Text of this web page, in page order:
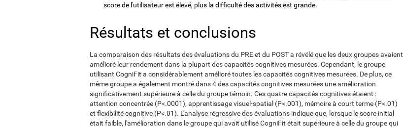
score de l'utilisateur est élevé, plus la difficulté des activités est grande.
Résultats et conclusions
La comparaison des résultats des évaluations du PRE et du POST a révélé que les deux groupes avaient
amélioré leur rendement dans la plupart des capacités cognitives mesurées. Cependant, le groupe
utilisant CogniFit a considérablement amélioré toutes les capacités cognitives mesurées. De plus, ce
même groupe a également montré dans 4 des capacités cognitives mesurées une amélioration
significativement supérieure à celle du groupe témoin. Ces quatre capacités cognitives étaient :
attention concentrée (P<.0001), apprentissage visuel-spatial (P<.001), mémoire à court terme (P<.01)
et flexibilité cognitive (P<.01). L'analyse régressive des évaluations indique que, lorsque le score initial
était faible, l'amélioration dans le groupe qui avait utilisé CogniFit était supérieure à celle du groupe qui